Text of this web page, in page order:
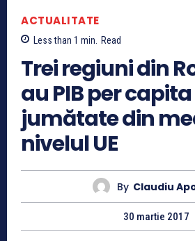
ACTUALITATE
Less than 1 min. Read
Trei regiuni din
au PIB per
jumătate din
nivelul UE
By Claudiu
30 martie 2017